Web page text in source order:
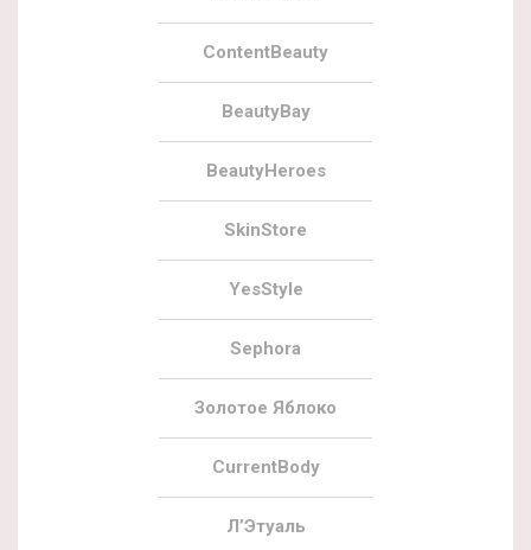
ContentBeauty
BeautyBay
BeautyHeroes
SkinStore
YesStyle
Sephora
Золотое Яблоко
CurrentBody
Л’Этуаль